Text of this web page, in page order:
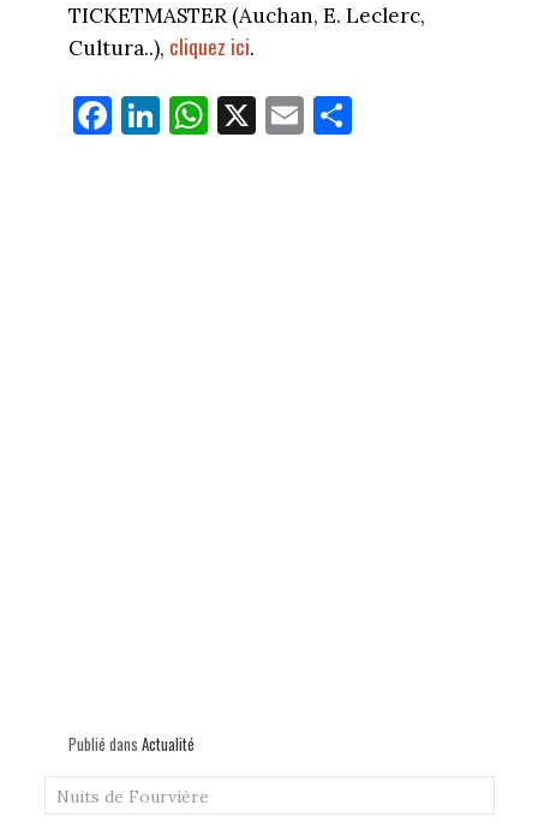
TICKETMASTER (Auchan, E. Leclerc,
Cultura..), cliquez ici.
Fa
ce
Li
nk
W
ha
X E
m
Pa
rt
Publié dans Actualité
Nuits de Fourvière